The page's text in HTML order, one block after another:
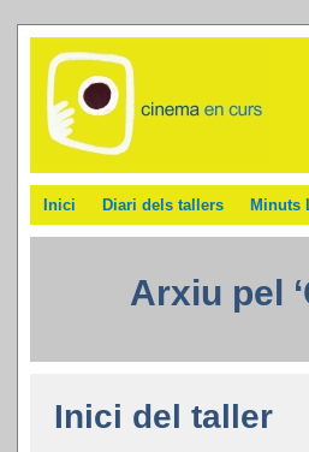
Inici Diari dels tallers Minuts
Arxiu pel
Inici del taller